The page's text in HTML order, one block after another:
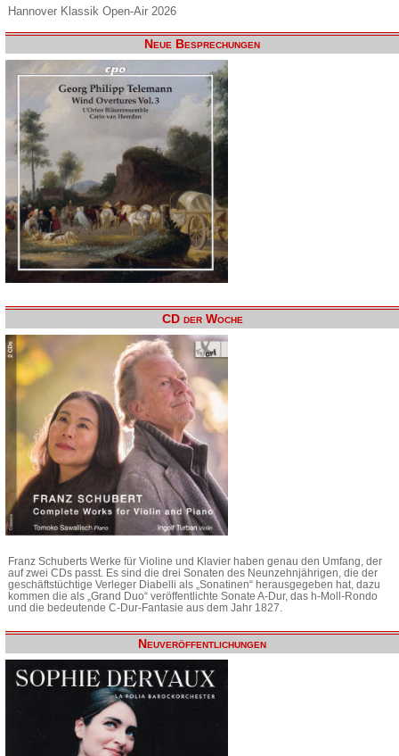
Hannover Klassik Open-Air 2026
Neue Besprechungen
CD der Woche
Franz Schuberts Werke für Violine und Klavier haben genau den Umfang, der
auf zwei CDs passt. Es sind die drei Sonaten des Neunzehnjährigen, die der
geschäftstüchtige Verleger Diabelli als „Sonatinen“ herausgegeben hat, dazu
kommen die als „Grand Duo“ veröffentlichte Sonate A-Dur, das h-Moll-Rondo
und die bedeutende C-Dur-Fantasie aus dem Jahr 1827.
Neuveröffentlichungen